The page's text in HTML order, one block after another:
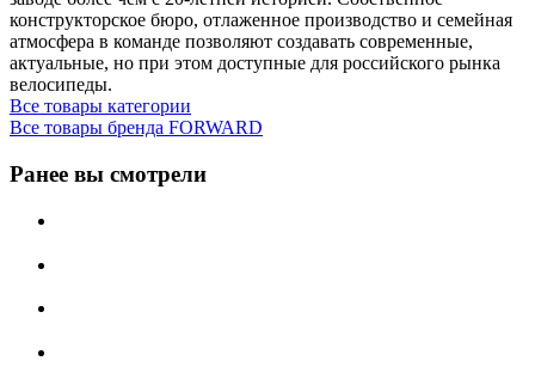
конструкторское бюро, отлаженное производство и семейная
атмосфера в команде позволяют создавать современные,
актуальные, но при этом доступные для российского рынка
велосипеды.
Все товары категории
Все товары бренда FORWARD
Ранее вы смотрели